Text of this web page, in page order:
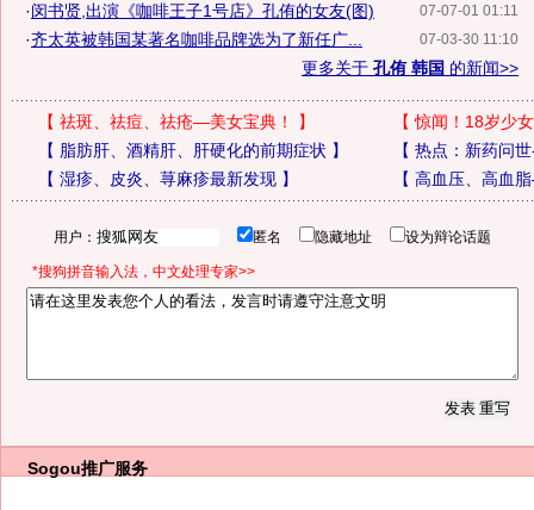
07-07-01 01:11
·闵书贤,出演《咖啡王子1号店》孔侑的女友(图)
07-03-30 11:10
·齐太英被韩国某著名咖啡品牌选为了新任广...
更多关于 孔侑 韩国 的新闻>>
【 祛斑、祛痘、祛疮—美女宝典！ 】 【惊闻！18岁少
【 脂肪肝、酒精肝、肝硬化的前期症状 】 【 热点：新药问
【 湿疹、皮炎、荨麻疹最新发现】 【 高血压、高血
用户： 匿名 隐藏地址 设为辩论话题
*搜狗拼音输入法，中文处理专家>>
Sogou推广服务